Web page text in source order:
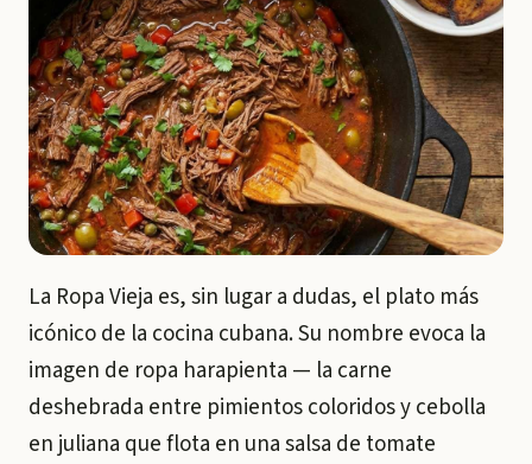
La Ropa Vieja es, sin lugar a dudas, el plato más
icónico de la cocina cubana. Su nombre evoca la
imagen de ropa harapienta — la carne
deshebrada entre pimientos coloridos y cebolla
en juliana que flota en una salsa de tomate